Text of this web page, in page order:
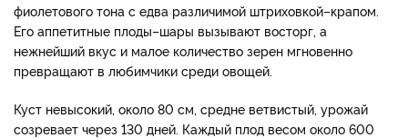
фиолетового тона с едва различимой штриховкой–крапом.
Его аппетитные плоды–шары вызывают восторг, а
нежнейший вкус и малое количество зерен мгновенно
превращают в любимчики среди овощей.
Куст невысокий, около 80 см, средне ветвистый, урожай
созревает через 130 дней. Каждый плод весом около 600